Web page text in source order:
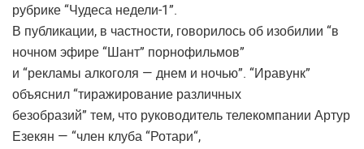
рубрике “Чудеса недели-1”.
В публикации, в частности, говорилось об изобилии “в
ночном эфире “Шант” порнофильмов”
и “рекламы алкоголя — днем и ночью”. “Иравунк”
объяснил “тиражирование различных
безобразий” тем, что руководитель телекомпании Артур
Езекян — “член клуба “Ротари“,